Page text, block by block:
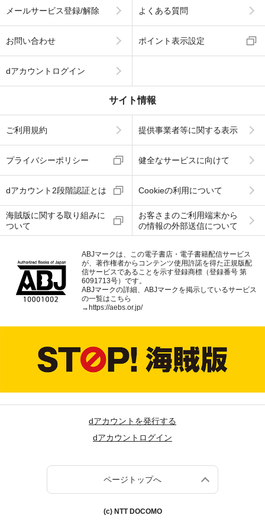
メールサービス登録/解除 よくある質問
お問い合わせ ポイント表示設定
dアカウントログイン
サイト情報
ご利用規約 提供事業者等に関する表示
プライバシーポリシー 健全なサービスに向けて
dアカウント2段階認証とは Cookieの利用について
海賊版に関する取り組みに
ついて
お客さまのご利用端末から
の情報の外部送信について
ABJマークは、この電子書店・電子書籍配信サービス
が、著作権者からコンテンツ使用許諾を得た正規版配
信サービスであることを示す登録商標（登録番号 第
6091713号）です。
ABJマークの詳細、ABJマークを掲示しているサービス
の一覧はこちら
→ https://aebs.or.jp/
dアカウントを発行する
dアカウントログイン
ページトップへ
(c) NTT DOCOMO